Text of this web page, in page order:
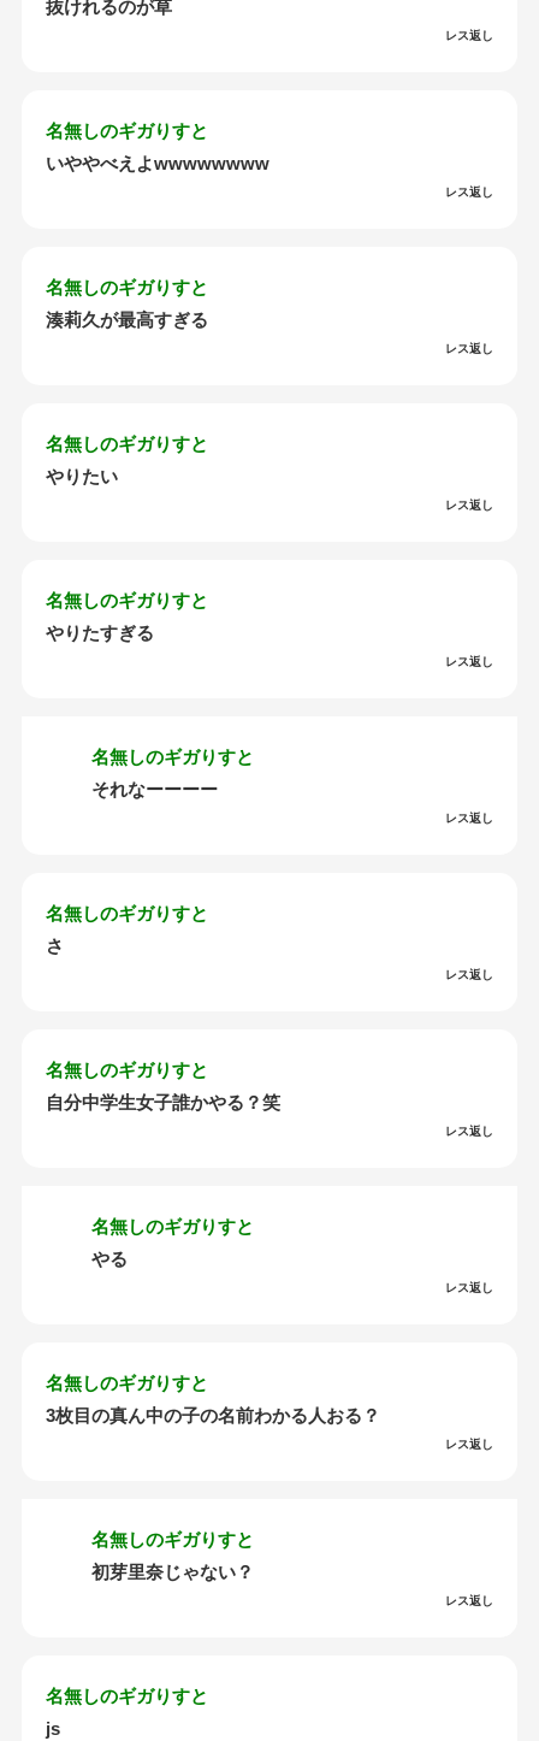
抜けれるのが草
レス返し
名無しのギガりすと
いややべえよwwwwwwww
レス返し
名無しのギガりすと
湊莉久が最高すぎる
レス返し
名無しのギガりすと
やりたい
レス返し
名無しのギガりすと
やりたすぎる
レス返し
名無しのギガりすと
それなーーーー
レス返し
名無しのギガりすと
さ
レス返し
名無しのギガりすと
自分中学生女子誰かやる？笑
レス返し
名無しのギガりすと
やる
レス返し
名無しのギガりすと
3枚目の真ん中の子の名前わかる人おる？
レス返し
名無しのギガりすと
初芽里奈じゃない？
レス返し
名無しのギガりすと
js